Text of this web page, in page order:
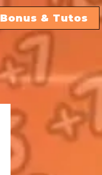
Bonus & Tutos